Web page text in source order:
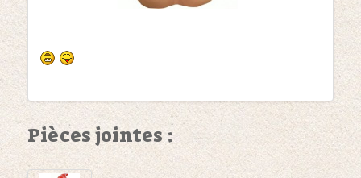
Pièces jointes :